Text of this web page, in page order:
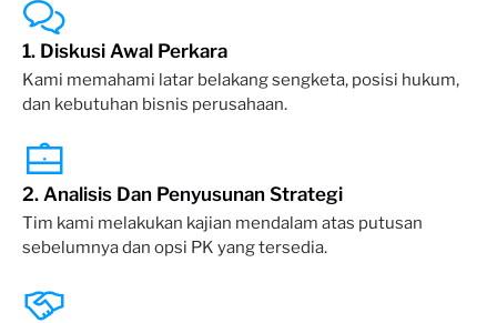
1. Diskusi Awal Perkara
Kami memahami latar belakang sengketa, posisi hukum,
dan kebutuhan bisnis perusahaan.
2. Analisis Dan Penyusunan Strategi
Tim kami melakukan kajian mendalam atas putusan
sebelumnya dan opsi PK yang tersedia.